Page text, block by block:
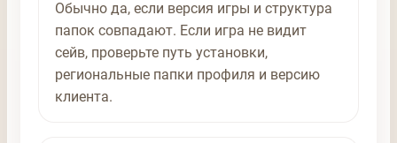
Обычно да, если версия игры и структура
папок совпадают. Если игра не видит
сейв, проверьте путь установки,
региональные папки профиля и версию
клиента.